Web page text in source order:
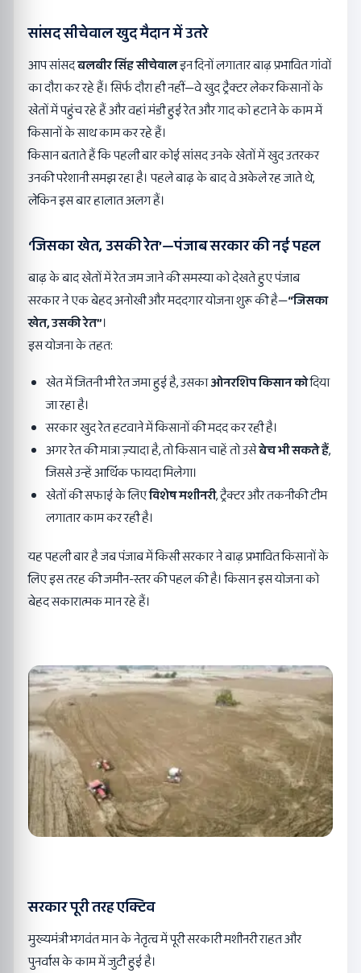
सांसद सीचेवाल खुद मैदान में उतरे
आप सांसदबलबीर सिंह सीचेवालइन दिनों लगातार बाढ़ प्रभावित गांवों
का दौरा कर रहे हैं। सिर्फ दौरा ही नहीं—वे खुद ट्रैक्टर लेकर किसानों के
खेतों में पहुंच रहे हैं और वहां मंडी हुई रेत और गाद को हटाने के काम में
किसानों के साथ काम कर रहे हैं।
किसान बताते हैं कि पहली बार कोई सांसद उनके खेतों में खुद उतरकर
उनकी परेशानी समझ रहा है। पहले बाढ़ के बाद वे अकेले रह जाते थे,
लेकिन इस बार हालात अलग हैं।
‘जिसका खेत,उसकी रेत’—पंजाब सरकार की नई पहल
बाढ़ के बाद खेतों में रेत जम जाने की समस्या को देखते हुए पंजाब
सरकार ने एक बेहद अनोखी और मददगार योजना शुरू की है—“जिसका
खेत,उसकी रेत”।
इस योजना के तहत:
खेत में जितनी भी रेत जमा हुई है, उसकाओनरशिप किसान कोदिया
जा रहा है।
सरकार खुद रेत हटवाने में किसानों की मदद कर रही है।
अगर रेत की मात्रा ज़्यादा है, तो किसान चाहें तो उसेबेच भी सकते हैं,
जिससे उन्हें आर्थिक फायदा मिलेगा।
खेतों की सफाई के लिएविशेष मशीनरी, ट्रैक्टर और तकनीकी टीम
लगातार काम कर रही है।
यह पहली बार है जब पंजाब में किसी सरकार ने बाढ़ प्रभावित किसानों के
लिए इस तरह की जमीन-स्तर की पहल की है। किसान इस योजना को
बेहद सकारात्मक मान रहे हैं।
सरकार पूरी तरह एक्टिव
मुख्यमंत्री भगवंत मान के नेतृत्व में पूरी सरकारी मशीनरी राहत और
पुनर्वास के काम में जुटी हुई है।